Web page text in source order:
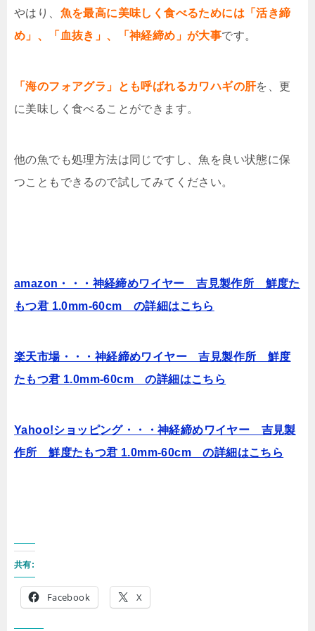
やはり、 魚を最高に美味しく食べるためには「活き締
め」、「血抜き」、「神経締め」が大事です。
「海のフォアグラ」とも呼ばれるカワハギの肝を、更
に美味しく食べることができます。
他の魚でも処理方法は同じですし、魚を良い状態に保
つこともできるので試してみてください。
amazon・・・神経締めワイヤー 吉見製作所 鮮度た
もつ君 1.0mm-60cm の詳細はこちら
楽天市場・・・神経締めワイヤー 吉見製作所 鮮度
たもつ君 1.0mm-60cm の詳細はこちら
Yahoo!ショッピング・・・神経締めワイヤー 吉見製
作所 鮮度たもつ君 1.0mm-60cm の詳細はこちら
共有:
Facebook X